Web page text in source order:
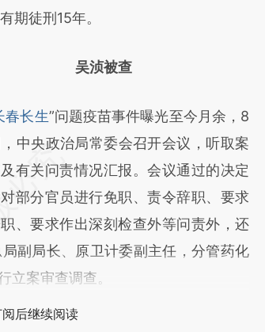
。
期徒刑15年。
吴浈被查
春长生”问题疫苗事件曝光至今月余，8
，中央政治局常委会召开会议，听取案
有关问责情况汇报。会议通过的决定
部分官员进行免职、责令辞职、要求
、要求作出深刻检查外等问责外，还
副局长、原卫计委副主任，分管药化
立案审查调查。
后继续阅读